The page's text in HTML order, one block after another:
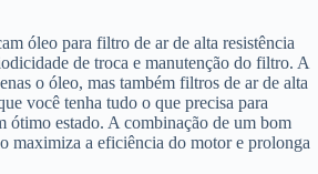
óleo para filtro de ar de alta resistência
de troca e manutenção do filtro. A
o óleo, mas também filtros de ar de alta
você tenha tudo o que precisa para
ótimo estado. A combinação de um bom
maximiza a eficiência do motor e prolonga